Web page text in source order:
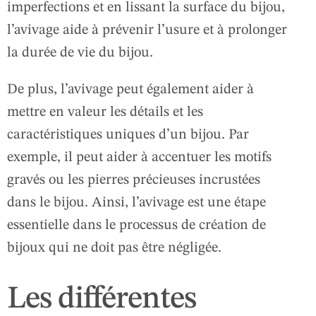
imperfections et en lissant la surface du bijou,
l’avivage aide à prévenir l’usure et à prolonger
la durée de vie du bijou.
De plus, l’avivage peut également aider à
mettre en valeur les détails et les
caractéristiques uniques d’un bijou. Par
exemple, il peut aider à accentuer les motifs
gravés ou les pierres précieuses incrustées
dans le bijou. Ainsi, l’avivage est une étape
essentielle dans le processus de création de
bijoux qui ne doit pas être négligée.
Les différentes